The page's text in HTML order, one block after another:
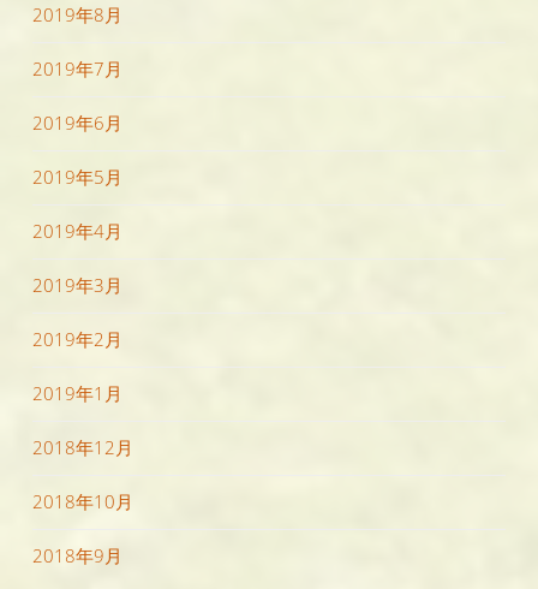
2019年8月
2019年7月
2019年6月
2019年5月
2019年4月
2019年3月
2019年2月
2019年1月
2018年12月
2018年10月
2018年9月